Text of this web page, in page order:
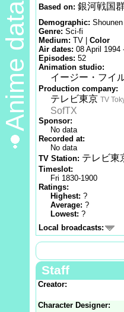
Anime data Based on: 銀河戦国
Demographic: Shounen
Genre: Sci-fi
Medium: TV | Color
Air dates: 08 April 1994
Episodes: 52
Animation studio:
イージー・フイ
Production company:
テレビ東京 TV
SofTX
Sponsor:
No data
Recorded at:
No data
TV Station: テレビ東
Timeslot:
Fri 1830-1900
Ratings:
Highest: ?
Average: ?
Lowest: ?
Local broadcasts:
Staff
Creator:
Character Designer: